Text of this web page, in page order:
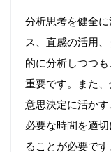
分析思考を健全
ス、直感の活用
的に分析しつつ
重要です。また
意思決定に活か
必要な時間を適
ることが必要です